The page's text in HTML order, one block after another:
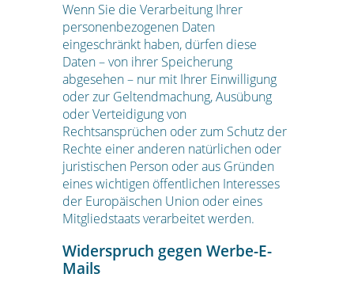
Wenn Sie die Verarbeitung Ihrer
personenbezogenen Daten
eingeschränkt haben, dürfen diese
Daten – von ihrer Speicherung
abgesehen – nur mit Ihrer Einwilligung
oder zur Geltendmachung, Ausübung
oder Verteidigung von
Rechtsansprüchen oder zum Schutz der
Rechte einer anderen natürlichen oder
juristischen Person oder aus Gründen
eines wichtigen öffentlichen Interesses
der Europäischen Union oder eines
Mitgliedstaats verarbeitet werden.
Widerspruch gegen Werbe-E-
Mails